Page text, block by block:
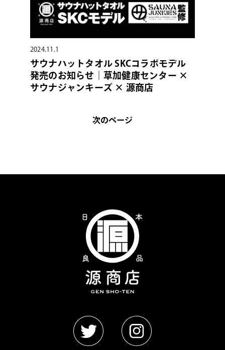
2024.11.1
サウナハットタオル SKCコラボモデル
発売のお知らせ｜草加健康センター ×
サウナジャンキーズ × 源商店
次のページ